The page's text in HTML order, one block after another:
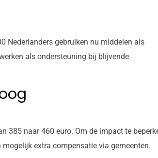
Nederlanders gebruiken nu middelen als
als ondersteuning bij blijvende
385 naar 460 euro. Om de impact te
extra compensatie via gemeenten.